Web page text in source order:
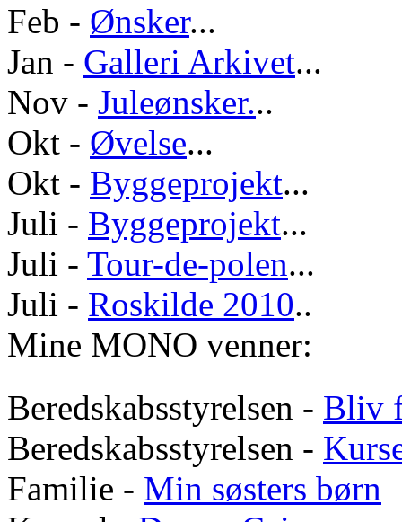
Feb - Ønsker...
Jan - Galleri Arkivet...
Nov - Juleønsker...
Okt - Øvelse...
Okt - Byggeprojekt...
Juli - Byggeprojekt...
Juli - Tour-de-polen...
Juli - Roskilde 2010..
Mine MONO venner:
Beredskabsstyrelsen - Bliv
Beredskabsstyrelsen -
Familie - Min søsters børn